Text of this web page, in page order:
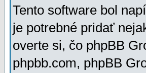
Tento software bol
je potrebné pridať
overte si, čo phpBB
phpbb.com, phpBB